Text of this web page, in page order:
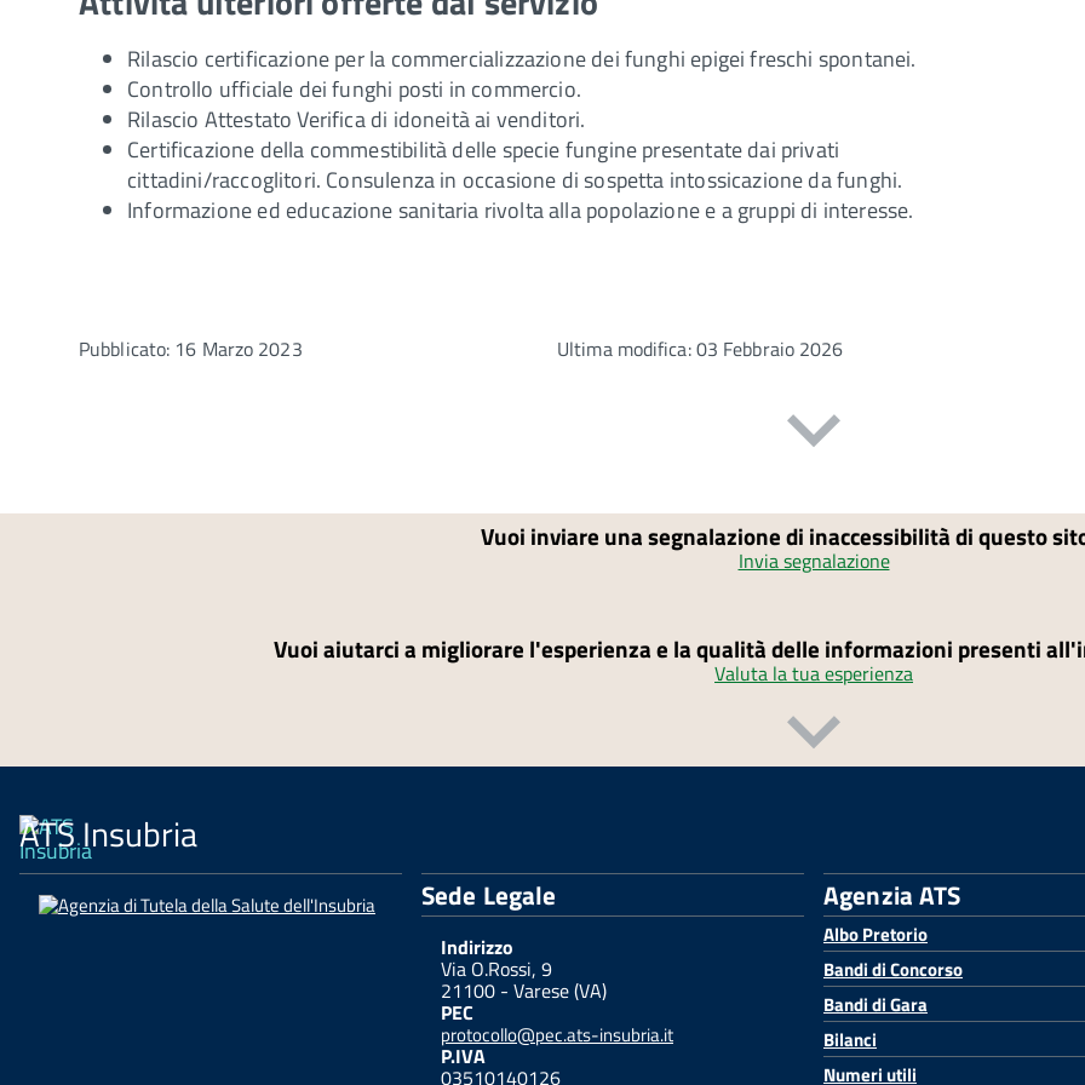
Rilascio certificazione per la commercializzazione dei funghi epigei freschi spontanei.
Controllo ufficiale dei funghi posti in commercio.
Rilascio Attestato Verifica di idoneità ai venditori.
Certificazione della commestibilità delle specie fungine presentate dai privati
cittadini/raccoglitori. Consulenza in occasione di sospetta intossicazione da funghi.
Informazione ed educazione sanitaria rivolta alla popolazione e a gruppi di interesse.
Pubblicato: 16 Marzo 2023 Ultima modifica: 03 Febbraio 2026
Vuoi inviare una segnalazione di inaccessibilità di questo
Invia segnalazione
Vuoi aiutarci a migliorare l'esperienza e la qualità delle informazioni presenti
Valuta la tua esperienza
ATS Insubria
Sede Legale
Indirizzo
Via O.Rossi, 9
21100 - Varese (VA)
PEC
protocollo@pec.ats-insubria.it
P.IVA
03510140126
Agenzia ATS
Albo Pretorio
Bandi di Concorso
Bandi di Gara
Bilanci
Numeri utili